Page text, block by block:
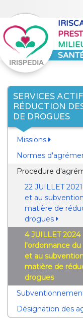
SERVICES
RÉDUCTION
DE DROGUES
Missions
Normes
Procedure
22 JUILLET
et au
matière de
drogues
4 JUILLET
l'ordonnance
et au
matière de
drogues
Désignation des